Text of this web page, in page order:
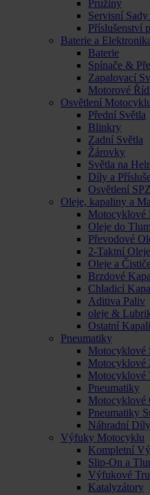
Pružiny
Servisní
Příslušenství
Baterie a
Baterie
Spínače &
Zapalovací
Motorové
Osvětlení
Přední Světla
Blinkry
Zadní Světla
Žárovky
Světla na
Díly a
Osvětlení SPZ
Oleje, kapaliny a
Motocyklové
Oleje do
Převodové
2-Taktní Oleje
Oleje a
Brzdové
Chladicí
Aditiva Paliv
oleje &
Ostatní
Pneumatiky
Motocyklové
Motocyklové
Motocyklové
Pneumatiky
Motocyklové
Pneumatiky
Náhradní
Výfuky Motocyklu
Kompletní
Slip-On a
Výfukové
Katalyzátory